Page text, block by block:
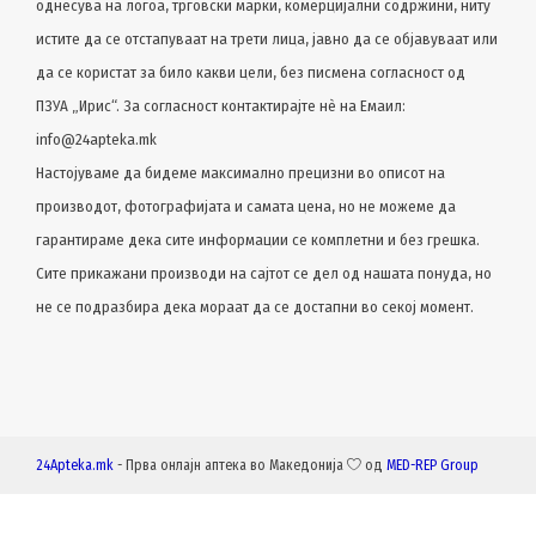
однесува на логоа, трговски марки, комерцијални содржини, ниту
истите да се отстапуваат на трети лица, јавно да се објавуваат или
да се користат за било какви цели, без писмена согласност од
ПЗУА „Ирис“. За согласност контактирајте нѐ на Емаил:
info@24apteka.mk
Настојуваме да бидеме максимално прецизни во описот на
производот, фотографијата и самата цена, но не можеме да
гарантираме дека сите информации се комплетни и без грешка.
Сите прикажани производи на сајтот се дел од нашата понуда, но
не се подразбира дека мораат да се достапни во секој момент.
24Apteka.mk - Прва онлајн аптека во Македонија од MED-REP Group